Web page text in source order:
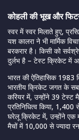
कोहली की भूख और
स्वर में स्वर मिलाते हुए,
यश कालरा ने भी मार्मिक
बरकरार है। किसी को
दुर्लभ है – टेस्ट क्रिकेट में
भारत की ऐतिहासिक 1983
भारतीय क्रिकेट जगत के
करियर में, उन्होंने 39 टेस्ट
प्रतिनिधित्व किया, 1,400
घरेलू क्रिकेट में, उन्होंने एक
मैचों में 10,000 से ज्यादा